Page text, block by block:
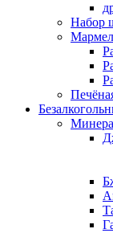
Набор